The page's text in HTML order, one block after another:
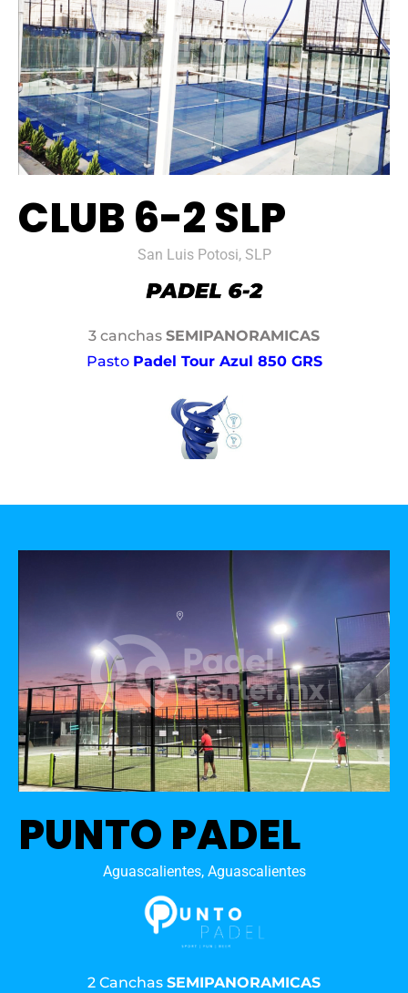
CLUB 6-2 SLP
San Luis Potosi, SLP
3 canchas SEMIPANORAMICAS
Pasto Padel Tour Azul 850 GRS
PUNTO PADEL
Aguascalientes, Aguascalientes
2 Canchas SEMIPANORAMICAS